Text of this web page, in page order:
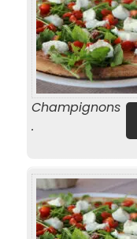
Champignons
.